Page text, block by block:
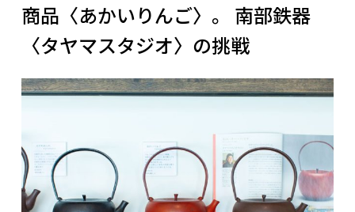
商品〈あかいりんご〉。 南部鉄器
〈タヤマスタジオ〉の挑戦